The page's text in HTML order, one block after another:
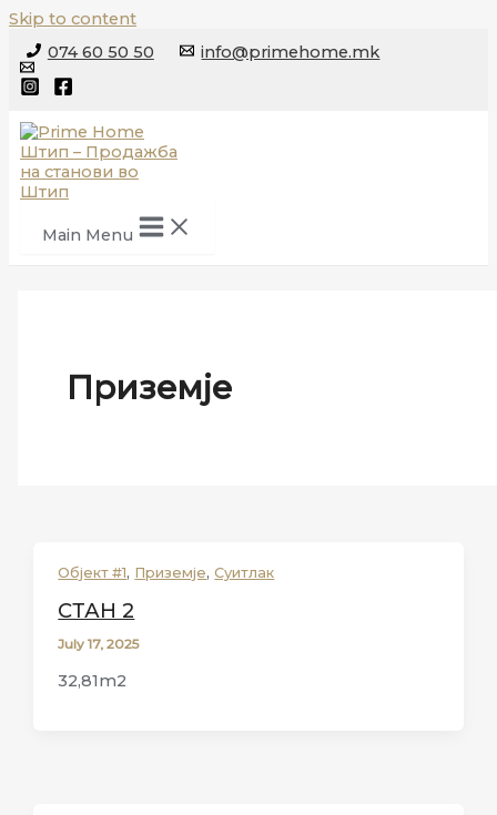
Skip to content
074 60 50 50
info@primehome.mk
Main Menu
Приземје
Објект #1, Приземје,Суитлак
СТАН 2
July 17, 2025
32,81m2